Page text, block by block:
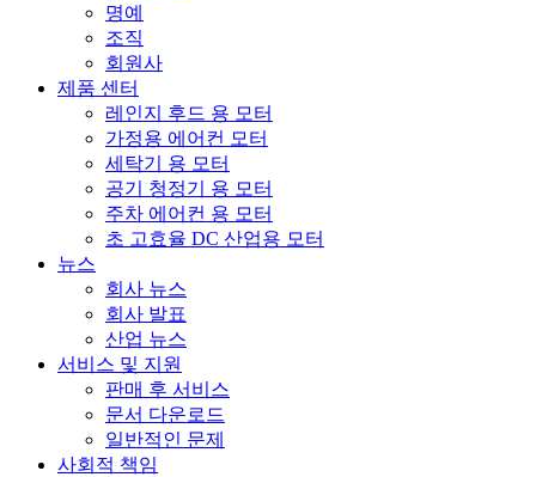
명예
조직
회원사
제품 센터
레인지 후드 용 모터
가정용 에어컨 모터
세탁기 용 모터
공기 청정기 용 모터
주차 에어컨 용 모터
초 고효율 DC 산업용 모터
뉴스
회사 뉴스
회사 발표
산업 뉴스
서비스 및 지원
판매 후 서비스
문서 다운로드
일반적인 문제
사회적 책임